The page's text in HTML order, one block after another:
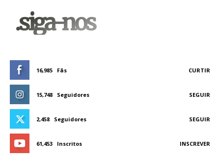
.siga-nos
16,985 Fãs CURTIR
15,748 Seguidores SEGUIR
2,458 Seguidores SEGUIR
61,453 Inscritos INSCREVER